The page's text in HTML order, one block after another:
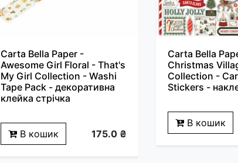
Carta Bella Paper -
Awesome Girl Floral - That's
My Girl Collection - Washi
Tape Pack - декоративна
клейка стрічка
В кошик 175.0 ₴
Carta Bella
Christmas
Collection -
Stickers -
В кошик